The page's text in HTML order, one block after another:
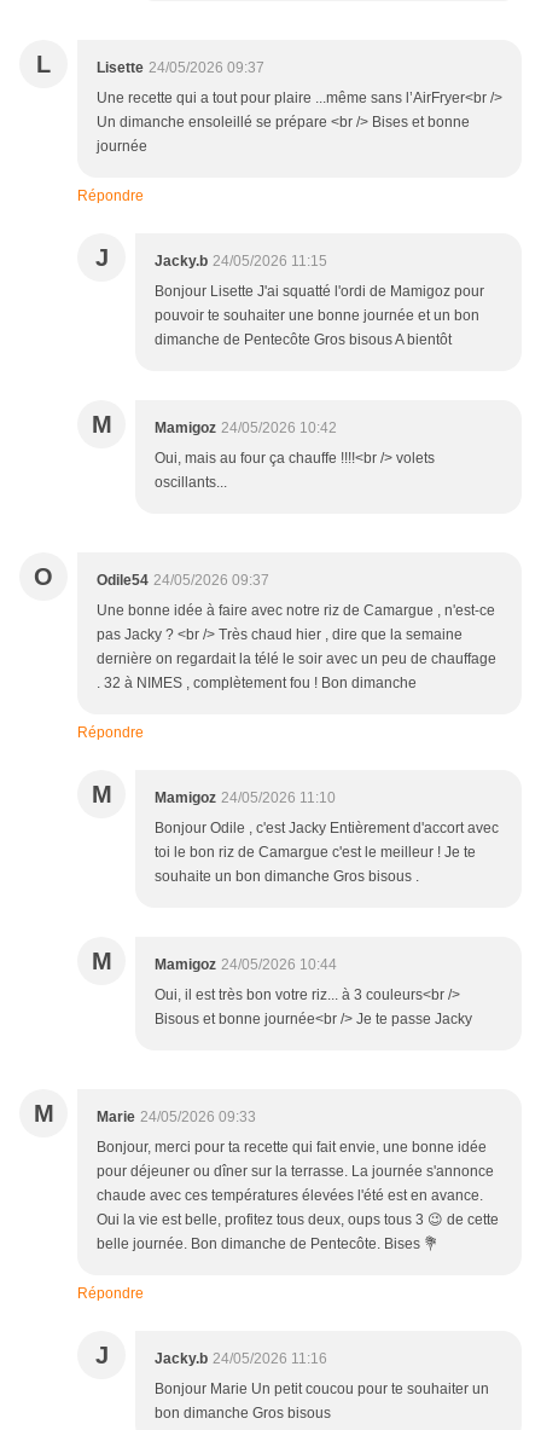
L Lisette 24/05/2026 09:37
Une recette qui a tout pour plaire ...même sans l’AirFryer<br />
Un dimanche ensoleillé se prépare <br /> Bises et bonne
journée
Répondre
J Jacky.b 24/05/2026 11:15
Bonjour Lisette J'ai squatté l'ordi de Mamigoz pour
pouvoir te souhaiter une bonne journée et un bon
dimanche de Pentecôte Gros bisous A bientôt
M Mamigoz 24/05/2026 10:42
Oui, mais au four ça chauffe !!!!<br /> volets
oscillants...
O Odile54 24/05/2026 09:37
Une bonne idée à faire avec notre riz de Camargue , n'est-ce
pas Jacky ? <br /> Très chaud hier , dire que la semaine
dernière on regardait la télé le soir avec un peu de chauffage
. 32 à NIMES , complètement fou ! Bon dimanche
Répondre
M Mamigoz 24/05/2026 11:10
Bonjour Odile , c'est Jacky Entièrement d'accort avec
toi le bon riz de Camargue c'est le meilleur ! Je te
souhaite un bon dimanche Gros bisous .
M Mamigoz 24/05/2026 10:44
Oui, il est très bon votre riz... à 3 couleurs<br />
Bisous et bonne journée<br /> Je te passe Jacky
M Marie 24/05/2026 09:33
Bonjour, merci pour ta recette qui fait envie, une bonne idée
pour déjeuner ou dîner sur la terrasse. La journée s'annonce
chaude avec ces températures élevées l'été est en avance.
Oui la vie est belle, profitez tous deux, oups tous 3 😉 de cette
belle journée. Bon dimanche de Pentecôte. Bises 💐
Répondre
J Jacky.b 24/05/2026 11:16
Bonjour Marie Un petit coucou pour te souhaiter un
bon dimanche Gros bisous